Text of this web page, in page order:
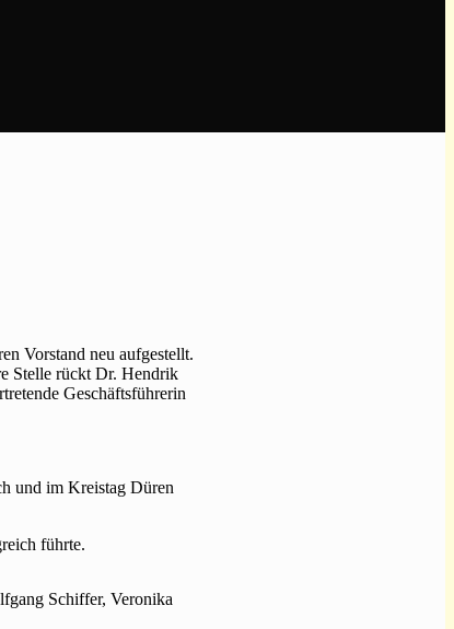
Vorstand neu aufgestellt.
Stelle rückt Dr. Hendrik
Geschäftsführerin
und im Kreistag Düren
führte.
Schiffer, Veronika